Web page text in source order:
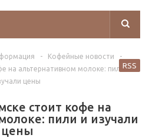
- Кофейные новости
-
на альтернативном молоке: пили и
цены
стоит кофе на
пили и изучали
цены
RSS